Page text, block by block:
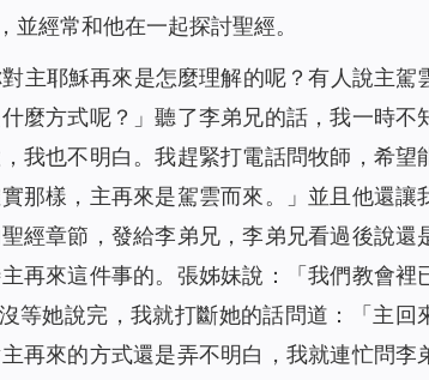
經常和他在一起探討聖經。
主耶穌再來是怎麼理解的呢？有人說主駕
麼方式呢？」聽了李弟兄的話，我一時不
我也不明白。我趕緊打電話問牧師，希望
那樣，主再來是駕雲而來。」並且他還讓
經章節，發給李弟兄，李弟兄看過後說還
再來這件事的。張姊妹說：「我們教會裡
她說完，我就打斷她的話問道：「主回
再來的方式還是弄不明白，我就連忙問李